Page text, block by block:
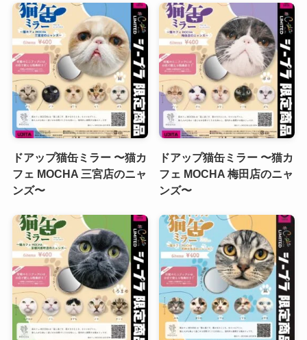
ドアップ猫缶ミラー 〜猫カ
フェ MOCHA 三宮店のニャ
ンズ〜
ドアップ猫缶ミラー 〜猫カ
フェ MOCHA 梅田店のニャ
ンズ〜